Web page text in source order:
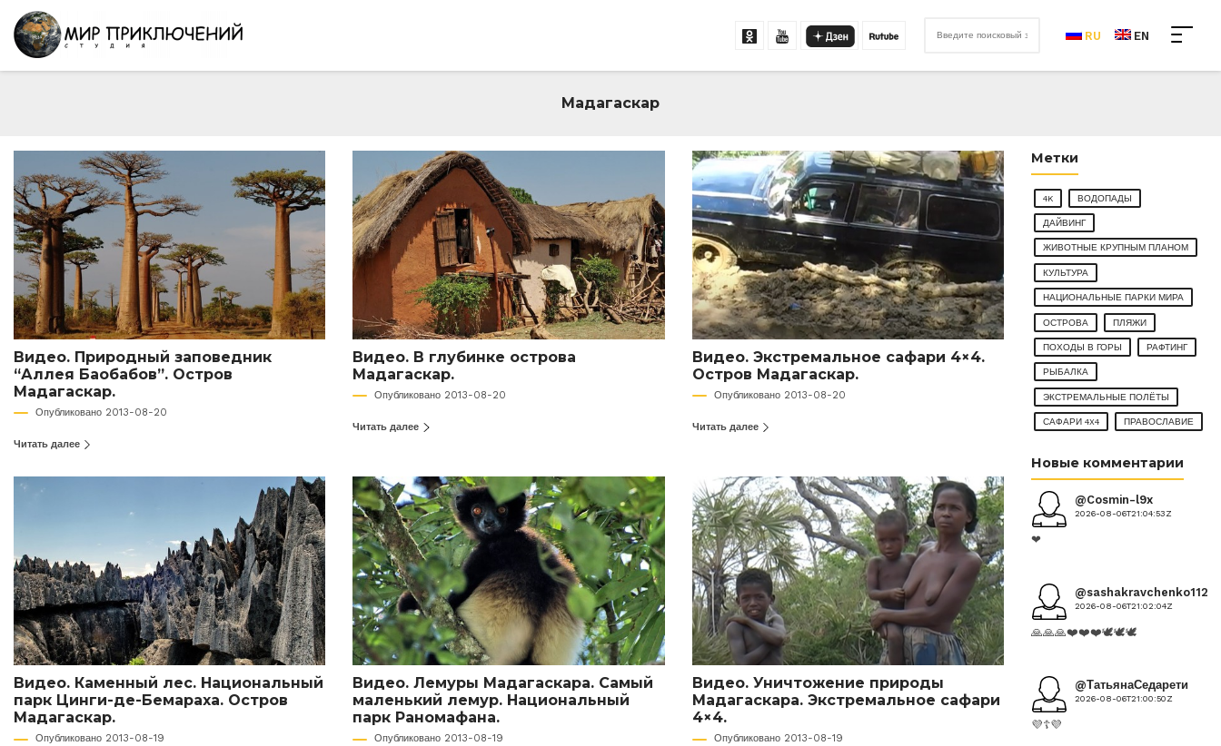
RU EN
Мадагаскар
Видео. Природный заповедник
“Аллея Баобабов”. Остров
Мадагаскар.
Опубликовано 2013-08-20
Читать далее
Видео. В глубинке острова
Мадагаскар.
Опубликовано 2013-08-20
Читать далее
Видео. Экстремальное сафари 4×4.
Остров Мадагаскар.
Опубликовано 2013-08-20
Читать далее
Видео. Каменный лес. Национальный
парк Цинги-де-Бемараха. Остров
Мадагаскар.
Опубликовано 2013-08-19
Видео. Лемуры Мадагаскара. Самый
маленький лемур. Национальный
парк Раномафана.
Опубликовано 2013-08-19
Видео. Уничтожение природы
Мадагаскара. Экстремальное сафари
4×4.
Опубликовано 2013-08-19
Метки
4K ВОДОПАДЫ
ДАЙВИНГ
ЖИВОТНЫЕ КРУПНЫМ ПЛАНОМ
КУЛЬТУРА
НАЦИОНАЛЬНЫЕ ПАРКИ МИРА
ОСТРОВА ПЛЯЖИ
ПОХОДЫ В ГОРЫ РАФТИНГ
РЫБАЛКА
ЭКСТРЕМАЛЬНЫЕ ПОЛЁТЫ
САФАРИ 4X4 ПРАВОСЛАВИЕ
Новые комментарии
@Cosmin-l9x
2026-08-06T21:04:53Z
❤
@sashakravchenko1124
2026-08-06T21:02:04Z
🙏🙏🙏❤️❤️❤️🕊️🕊️🕊️
@ТатьянаСедарети
2026-08-06T21:00:50Z
💜☦️💜